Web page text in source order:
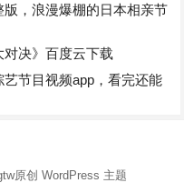
版，浪漫爆棚的日本相亲节
决》百度云下载
节目视频app，看完还能
原创 WordPress 主题